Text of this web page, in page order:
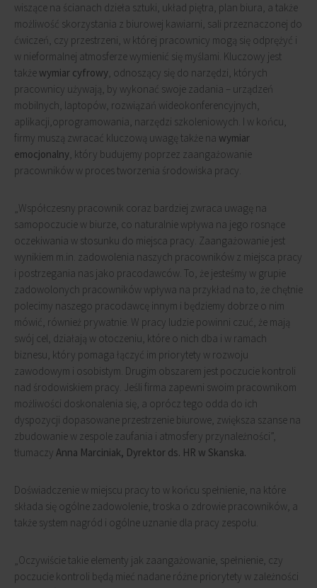
wiszące na ścianach dzieła sztuki, układ piętra, plan biura, a także
możliwość skorzystania z biurowej kawiarni, sali przeznaczonej do
ćwiczeń, czy przestrzeni, w której pracownicy mogą się odprężyć i
w nieformalnej atmosferze wymienić się myślami. Kluczowy jest
także wymiar cyfrowy , odnoszący się do narzędzi, których
pracownicy używają, by wykonać swoje zadania – urządzeń
mobilnych, laptopów, rozwiązań wideokonferencyjnych,
aplikacji,oprogramowania, narzędzi szkoleniowych. I w końcu,
firmy muszą zwracać kluczową uwagę także na wymiar
emocjonalny , który budujemy poprzez zaangażowanie
pracowników w proces tworzenia środowiska pracy.
„Współczesny pracownik coraz bardziej zwraca uwagę na
samopoczucie w biurze, co naturalnie wpływa na jego rosnące
oczekiwania w stosunku do miejsca pracy. Zaangażowanie jest
wynikiem m.in. zadowolenia naszych pracowników z miejsca pracy
i postrzegania nas jako pracodawców. To, że jesteśmy w grupie
zadowolonych pracowników wpływa na przykład na to, że chętnie
polecimy naszego pracodawcę innym i będziemy dobrze o nim
mówić, również prywatnie. W pracy ludzie powinni czuć, że mają
swój cel, działają w otoczeniu, które o nich dba i w ramach
biznesu, który pomaga łączyć im priorytety w rozwoju
zawodowym i osobistym. Drugim obszarem jest poczucie kontroli
nad środowiskiem pracy. Jeśli firma zapewni swoim pracownikom
możliwości doskonalenia się, a oprócz tego odda do ich
dyspozycji dopasowane przestrzenie biurowe, zwiększa szanse na
zbudowanie w zespole zaufania i atmosfery przynależności”,
tłumaczy Anna Marciniak, Dyrektor ds. HR w Skanska.
Doświadczenie w miejscu pracy to w końcu spełnienie, na które
składa się ogólne zadowolenie, troska o zdrowie pracowników, a
także system nagród i ogólne uznanie dla pracy zespołu.
„Oczywiście takie elementy jak zaangażowanie, spełnienie, czy
poczucie kontroli będą mieć nadane różne priorytety w zależności